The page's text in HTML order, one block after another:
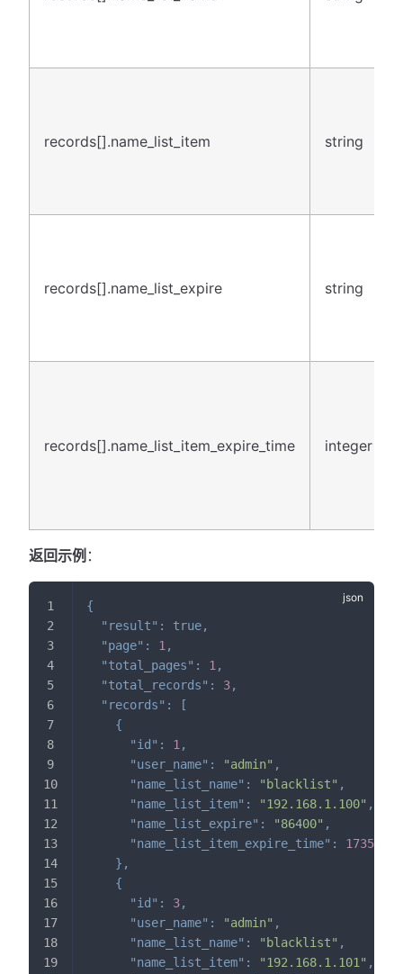
records[].name_list_item string
records[].name_list_expire string
records[].name_list_item_expire_time integer
返回示例 ：
{
"result" : true,
"page" : 1,
"total_pages" : 1,
"total_records" : 3,
"records" :
[
{
"id" : 1,
"user_name" : "admin" ,
"name_list_name" : "blacklist" ,
"name_list_item" : "192.168.1.100" ,
"name_list_expire" : "86400" ,
"name_list_item_expire_time" :
} ,
{
"id" : 3,
"user_name" : "admin" ,
"name_list_name" : "blacklist" ,
"name_list_item" : "192.168.1.101" ,